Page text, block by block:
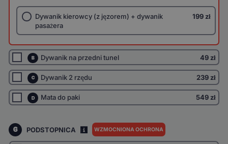
Dywanik kierowcy (z jęzorem) + dywanik
pasażera
199 zł
B Dywanik na przedni tunel 49 zł
C Dywanik 2 rzędu 239 zł
D Mata do paki 549 zł
6 PODSTOPNICA WZMOCNIONA OCHRONA